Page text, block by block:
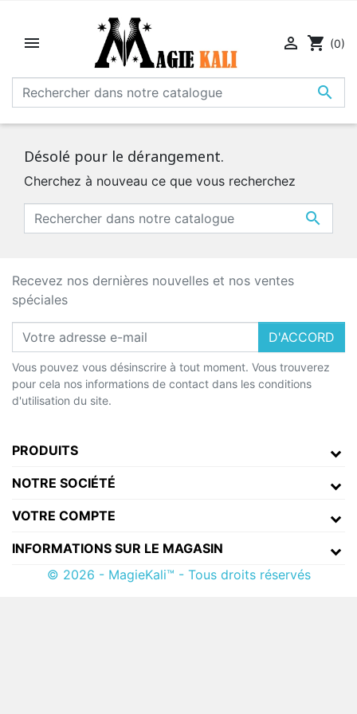


 shopping_cart (0)
Désolé pour le dérangement.
Cherchez à nouveau ce que vous recherchez

Recevez nos dernières nouvelles et nos ventes
spéciales
D'ACCORD
Vous pouvez vous désinscrire à tout moment. Vous trouverez
pour cela nos informations de contact dans les conditions
d'utilisation du site.
PRODUITS
NOTRE SOCIÉTÉ
VOTRE COMPTE
INFORMATIONS SUR LE MAGASIN
© 2026 - MagieKali™ - Tous droits réservés